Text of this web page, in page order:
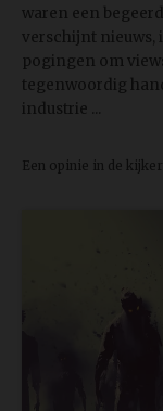
waren een
verschijnt nieuws,
pogingen om
tegenwoordig
industrie ...
Een opinie in de